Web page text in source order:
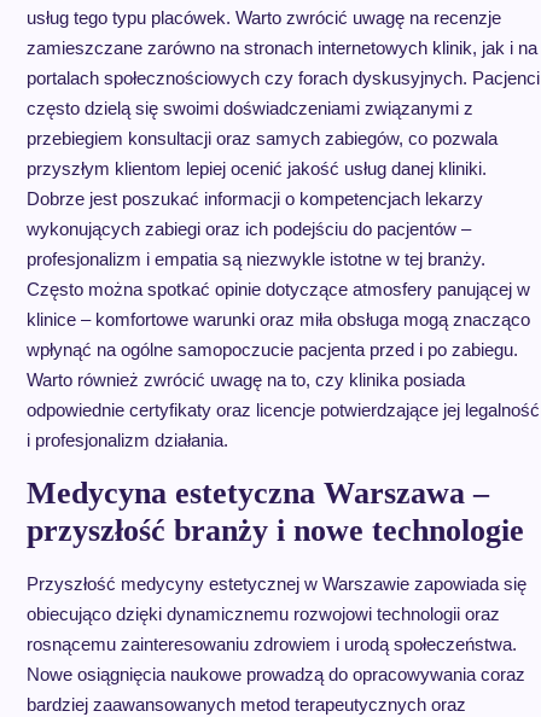
usług tego typu placówek. Warto zwrócić uwagę na recenzje
zamieszczane zarówno na stronach internetowych klinik, jak i na
portalach społecznościowych czy forach dyskusyjnych. Pacjenci
często dzielą się swoimi doświadczeniami związanymi z
przebiegiem konsultacji oraz samych zabiegów, co pozwala
przyszłym klientom lepiej ocenić jakość usług danej kliniki.
Dobrze jest poszukać informacji o kompetencjach lekarzy
wykonujących zabiegi oraz ich podejściu do pacjentów –
profesjonalizm i empatia są niezwykle istotne w tej branży.
Często można spotkać opinie dotyczące atmosfery panującej w
klinice – komfortowe warunki oraz miła obsługa mogą znacząco
wpłynąć na ogólne samopoczucie pacjenta przed i po zabiegu.
Warto również zwrócić uwagę na to, czy klinika posiada
odpowiednie certyfikaty oraz licencje potwierdzające jej legalność
i profesjonalizm działania.
Medycyna estetyczna Warszawa –
przyszłość branży i nowe technologie
Przyszłość medycyny estetycznej w Warszawie zapowiada się
obiecująco dzięki dynamicznemu rozwojowi technologii oraz
rosnącemu zainteresowaniu zdrowiem i urodą społeczeństwa.
Nowe osiągnięcia naukowe prowadzą do opracowywania coraz
bardziej zaawansowanych metod terapeutycznych oraz